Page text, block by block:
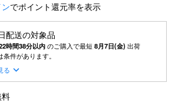
でポイント還元率を表示
配送の対象品
時間38分以内のご購入で最短8月7日(金)出荷
条件があります。
る